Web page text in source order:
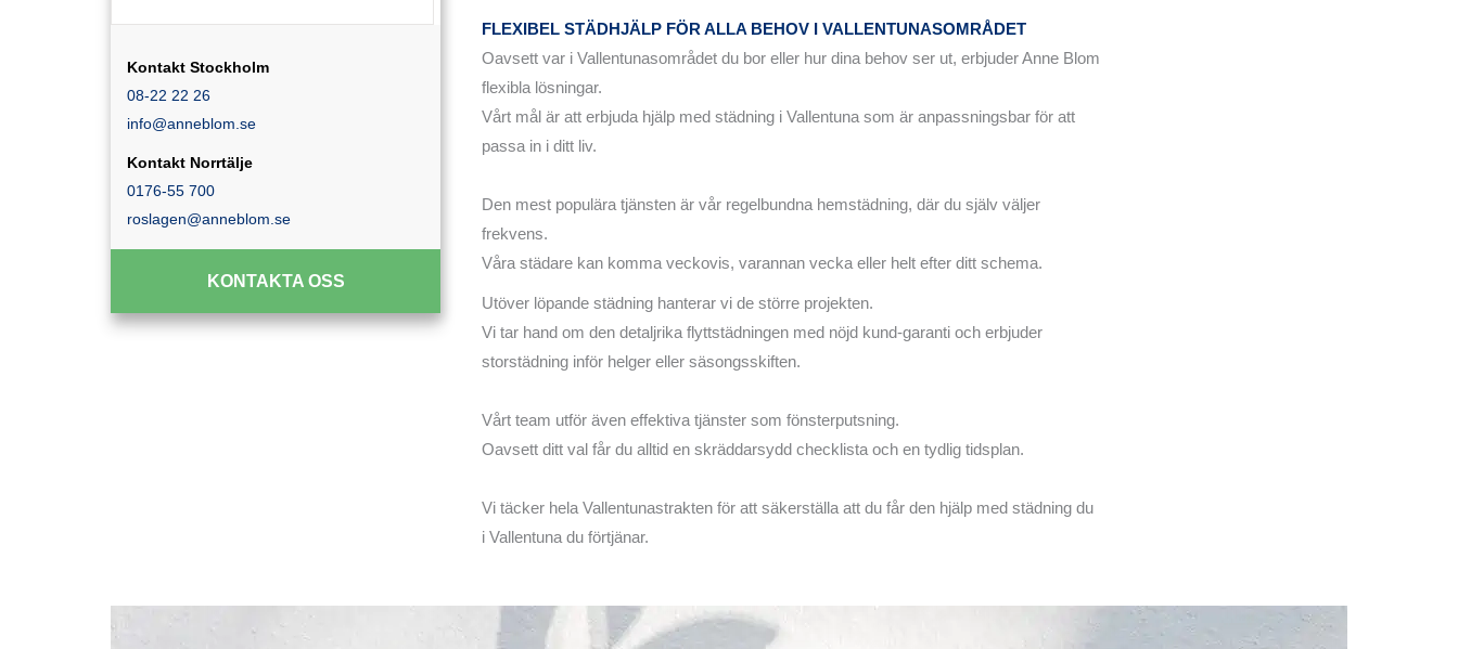
Kontakt Stockholm
08-22 22 26
info@anneblom.se
Kontakt Norrtälje
0176-55 700
roslagen@anneblom.se
KONTAKTA OSS
FLEXIBEL STÄDHJÄLP FÖR ALLA BEHOV I VALLENTUNASOMRÅDET
Oavsett var i Vallentunasområdet du bor eller hur dina behov ser ut, erbjuder Anne Blom
flexibla lösningar.
Vårt mål är att erbjuda hjälp med städning i Vallentuna som är anpassningsbar för att
passa in i ditt liv.
Den mest populära tjänsten är vår regelbundna hemstädning, där du själv väljer
frekvens.
Våra städare kan komma veckovis, varannan vecka eller helt efter ditt schema.
Utöver löpande städning hanterar vi de större projekten.
Vi tar hand om den detaljrika flyttstädningen med nöjd kund-garanti och erbjuder
storstädning inför helger eller säsongsskiften.
Vårt team utför även effektiva tjänster som fönsterputsning.
Oavsett ditt val får du alltid en skräddarsydd checklista och en tydlig tidsplan.
Vi täcker hela Vallentunastrakten för att säkerställa att du får den hjälp med städning du
i Vallentuna du förtjänar.